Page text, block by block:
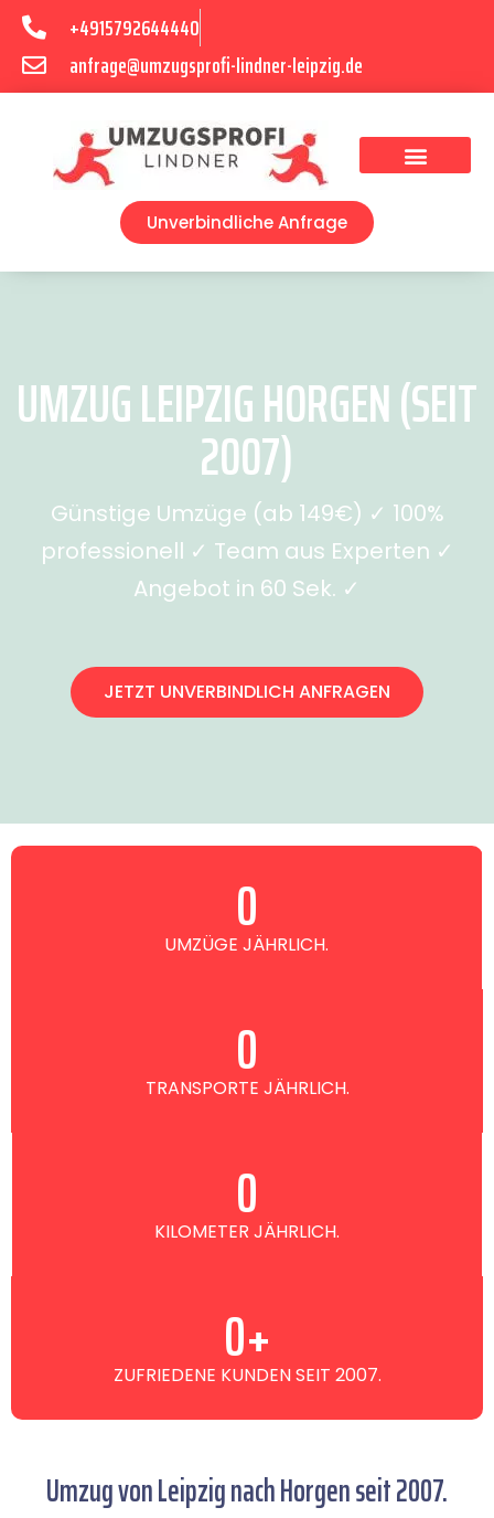
+4915792644440
anfrage@umzugsprofi-lindner-leipzig.de
Unverbindliche Anfrage
UMZUG LEIPZIG HORGEN (SEIT
2007)
Günstige Umzüge (ab 149€) ✓ 100%
professionell ✓ Team aus Experten ✓
Angebot in 60 Sek. ✓
JETZT UNVERBINDLICH ANFRAGEN
UMZÜGE JÄHRLICH.
0
TRANSPORTE JÄHRLICH.
0
KILOMETER JÄHRLICH.
0
ZUFRIEDENE KUNDEN SEIT 2007.
0+
Umzug von Leipzig nach Horgen seit 2007.